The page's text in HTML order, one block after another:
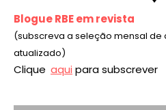
Blogue RBE em revista
(subscreva a seleção mensal
atualizado)
Clique aqui para subscrever